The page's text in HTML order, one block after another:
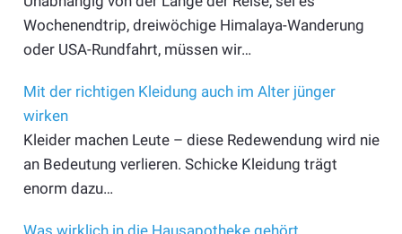
Wochenendtrip, dreiwöchige Himalaya-Wanderung
oder USA-Rundfahrt, müssen wir…
Mit der richtigen Kleidung auch im Alter jünger
wirken
Kleider machen Leute – diese Redewendung wird nie
an Bedeutung verlieren. Schicke Kleidung trägt
enorm dazu…
Was wirklich in die Hausapotheke gehört